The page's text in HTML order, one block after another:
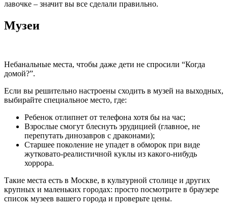
лавочке – значит вы все сделали правильно.
Музеи
Небанальные места, чтобы даже дети не спросили “Когда
домой?”.
Если вы решительно настроены сходить в музей на выходных,
выбирайте специальное место, где:
Ребенок отлипнет от телефона хотя бы на час;
Взрослые смогут блеснуть эрудицией (главное, не
перепутать динозавров с драконами);
Старшее поколение не упадет в обморок при виде
жутковато-реалистичной куклы из какого-нибудь
хоррора.
Такие места есть в Москве, в культурной столице и других
крупных и маленьких городах: просто посмотрите в браузере
список музеев вашего города и проверьте цены.